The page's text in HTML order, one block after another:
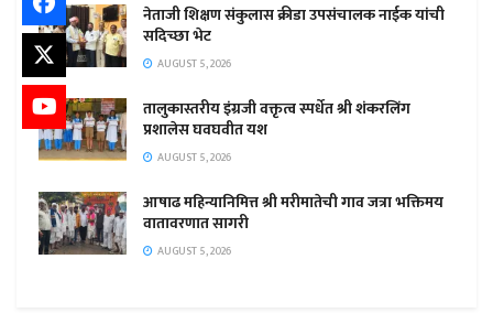
नेताजी शिक्षण संकुलास क्रीडा उपसंचालक नाईक यांची
सदिच्छा भेट
AUGUST 5, 2026
तालुकास्तरीय इंग्रजी वक्तृत्व स्पर्धेत श्री शंकरलिंग
प्रशालेस घवघवीत यश
AUGUST 5, 2026
आषाढ महिन्यानिमित्त श्री मरीमातेची गाव जत्रा भक्तिमय
वातावरणात सागरी
AUGUST 5, 2026